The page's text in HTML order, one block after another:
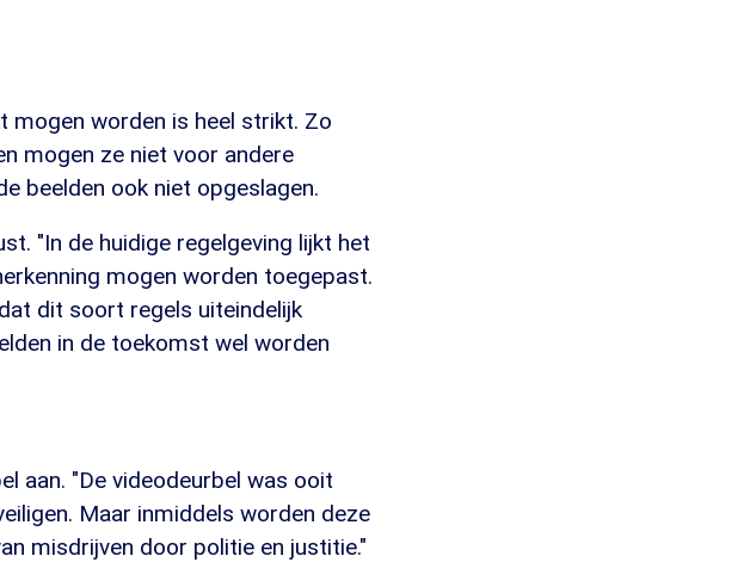
mogen worden is heel strikt. Zo
mogen ze niet voor andere
beelden ook niet opgeslagen.
"In de huidige regelgeving lijkt het
mogen worden toegepast.
dit soort regels uiteindelijk
in de toekomst wel worden
aan. "De videodeurbel was ooit
Maar inmiddels worden deze
misdrijven door politie en justitie."